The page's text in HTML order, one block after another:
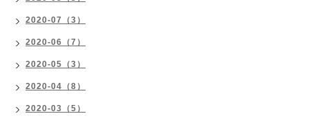
2020-07（3）
2020-06（7）
2020-05（3）
2020-04（8）
2020-03（5）